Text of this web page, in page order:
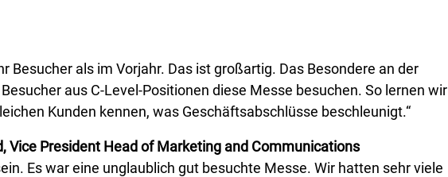
Besucher als im Vorjahr. Das ist großartig. Das Besondere an der
Besucher aus C-Level-Positionen diese Messe besuchen. So lernen wir
Kunden kennen, was Geschäftsabschlüsse beschleunigt.“
Vice President Head of Marketing and Communications
Es war eine unglaublich gut besuchte Messe. Wir hatten sehr viele